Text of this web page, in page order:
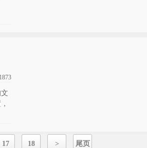
1873
17 18 > 尾页